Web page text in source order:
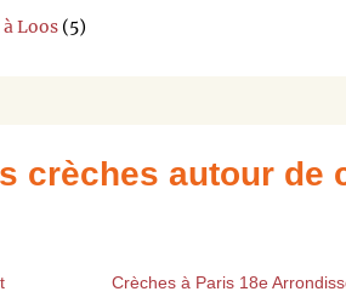
Loos (5)
crèches autour de
Crèches à Paris 18e